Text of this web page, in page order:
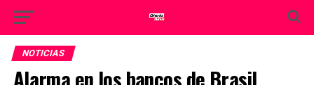
NOTICIAS
Alarma en los bancos de Brasil,